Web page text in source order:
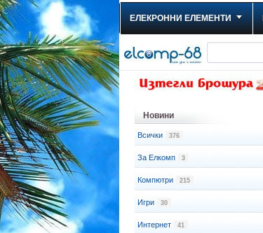
ЕЛЕКРОННИ ЕЛЕМЕНТИ
Новини
Всички 376
За Елкомп 3
Компютри 215
Игри 30
Интернет 41